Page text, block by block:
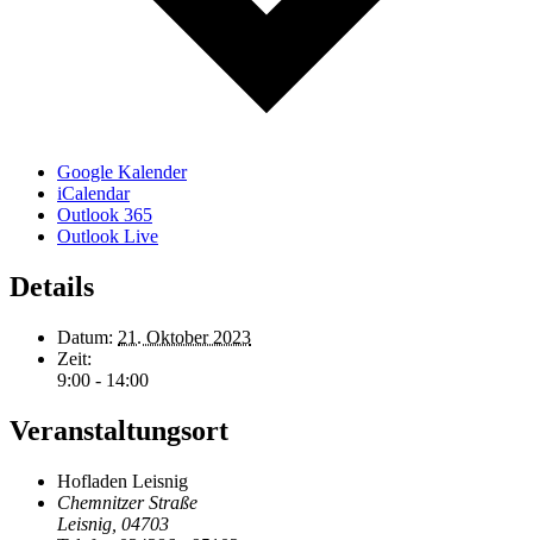
Google Kalender
iCalendar
Outlook 365
Outlook Live
Details
Datum: 21. Oktober 2023
Zeit:
9:00 - 14:00
Veranstaltungsort
Hofladen Leisnig
Chemnitzer Straße
Leisnig 04703